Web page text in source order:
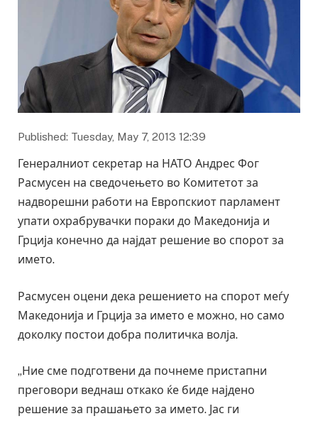
Published: Tuesday, May 7, 2013 12:39
Генералниот секретар на НАТО Андрес Фог
Расмусен на сведочењето во Комитетот за
надворешни работи на Европскиот парламент
упати охрабрувачки пораки до Македонија и
Грција конечно да најдат решение во спорот за
името.
Расмусен оцени дека решението на спорот меѓу
Македонија и Грција за името е можно, но само
доколку постои добра политичка волја.
„Ние сме подготвени да почнеме пристапни
преговори веднаш откако ќе биде најдено
решение за прашањето за името. Јас ги